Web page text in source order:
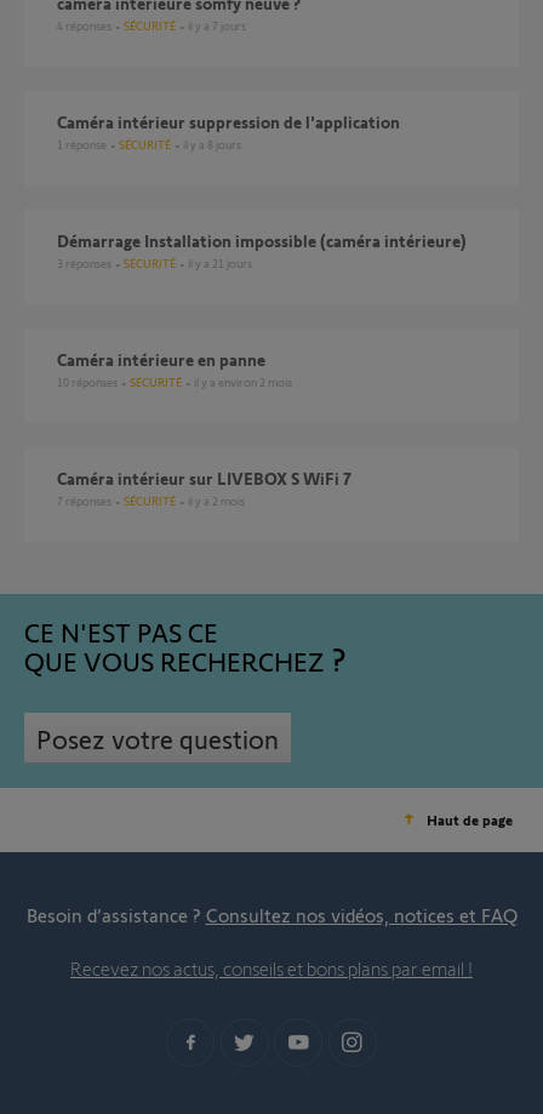
4 réponses SÉCURITÉ il y a 7 jours
Caméra intérieur suppression de l'application
1 réponse SÉCURITÉ il y a 8 jours
Démarrage Installation impossible (caméra intérieure)
3 réponses SÉCURITÉ il y a 21 jours
Caméra intérieure en panne
10 réponses SÉCURITÉ il y a environ 2 mois
Caméra intérieur sur LIVEBOX S WiFi 7
7 réponses SÉCURITÉ il y a 2 mois
CE N'EST PAS CE
QUE VOUS RECHERCHEZ
Posez votre question
Haut de page
Besoin d’assistance ? Consultez nos vidéos, notices et FAQ
Recevez nos actus, conseils et bons plans par email !